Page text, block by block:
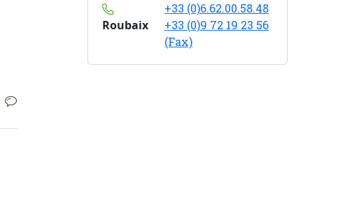
Roubaix
+33 (0)6.62.00.58.48
+33 (0)9 72 19 23 56
(Fax)